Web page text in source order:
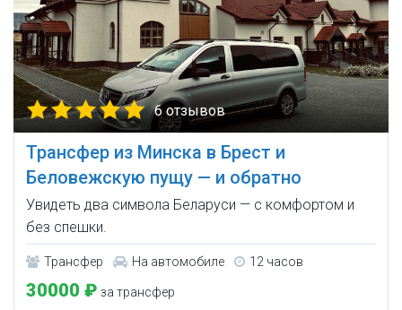
6 отзывов
Трансфер из Минска в Брест и
Беловежскую пущу — и обратно
Увидеть два символа Беларуси — с комфортом и
без спешки.
Трансфер На автомобиле 12 часов
30000 ₽ за трансфер